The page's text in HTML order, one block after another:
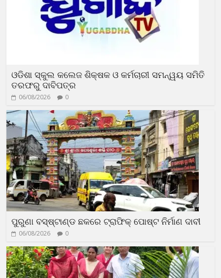
ଓଡିଶା ସ୍କୁଲ କଲେଜ ଶିକ୍ଷକ ଓ କର୍ମଚାରୀ ସମନ୍ୱୟ ସମିତି
ତରଫରୁ ଦାବିପତ୍ର
06/08/2026 0
ପୁରୁଣା ବସ୍‍ଷ୍ଟାଣ୍ଡ ଛକରେ ଟ୍ରାଫିକ୍‍ ପୋଷ୍ଟ ନିର୍ମାଣ ଦାବୀ
06/08/2026 0